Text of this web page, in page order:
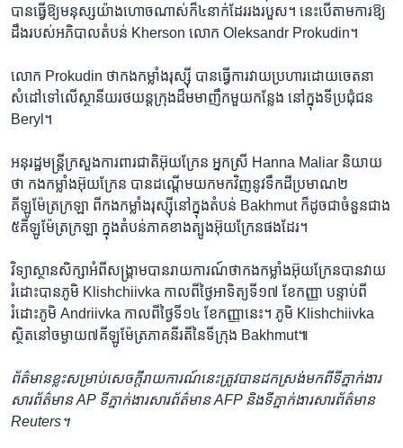
បានធ្វើ​ឱ្យមនុស្ស​យ៉ាងហោច​ណាស់​ក៏​៤​នាក់​ដែររងរបួស។ នេះបើ​តាម​ការ​ឱ្យ​
ដឹង​របស់អភិបាល​តំបន់ Kherson លោក ​Oleksandr Prokudin។ ​
លោក Prokudin ​ថា​កងកម្លាំង​រុស្ស៊ី​ បាន​ធ្វើ​ការ​វាយប្រហារ​ដោយ​ចេតនា​
សំដៅ​ទៅ​លើ​ស្ថានីយ​រថយន្ត​ក្រុង​ដ៏​មមាញឹក​មួយ​កន្លែង​ នៅ​ក្នុង​ទី​ប្រជុំជន
Beryl។ ​
អនុ​រដ្ឋមន្ត្រី​ក្រសួង​ការពារជាតិ​អ៊ុយក្រែន​ អ្នក​ស្រី​ Hanna Maliar និយាយ​
ថា​ កងកម្លាំង​អ៊ុយក្រែន​ ​បាន​ដណ្តើម​យក​មក​វិញនូវ​ទឹកដី​ប្រមាណ​២​
គីឡូម៉ែត្រ​ក្រឡា​ ពី​កងកម្លាំង​រុស្ស៊ី​នៅ​ក្នុង​តំបន់ Bakhmut ​ក៏​ដូច​ជា​ចំនួនជាង​
៥គីឡូម៉ែត្រ​ក្រឡា​ ​ក្នុង​តំបន់​ភាគខាង​ត្បូងអ៊ុយក្រែន​ផង​ដែរ។
វិទ្យាស្ថាន​សិក្សា​អំពី​សង្គ្រាម​បាន​រាយការណ៍​ថា​កងកម្លាំង​អ៊ុយក្រែន​បាន​វាយ​
រំដោះ​បាន​ភូមិ​ Klishchiivka​ កាលពី​ថ្ងៃអាទិត្យ​ទី១៧ ​ខែកញ្ញា ​បន្ទាប់ពី​
រំដោះ​ភូមិ Andriivka ​កាលពី​ថ្ងៃទី១៤ ខែកញ្ញា​នេះ។ ភូមិ ​Klishchiivka ​
ស្ថិត​នៅ​ចម្ងាយ​៧​គីឡូម៉ែត្រ​ភាគនីរតី​នៃ​ទីក្រុង​ Bakhmut៕​ ​
ព័ត៌មាន​ខ្លះ​សម្រាប់​សេចក្ដី​រាយការណ៍​នេះ​ត្រូវ​បាន​ដកស្រង់​មកពី​ទីភ្នាក់ងារ​
សារព័ត៌មាន AP ទីភ្នាក់ងារ​សារព័ត៌មាន AFP និង​ទីភ្នាក់ងារ​សារព័ត៌មាន
Reuters។